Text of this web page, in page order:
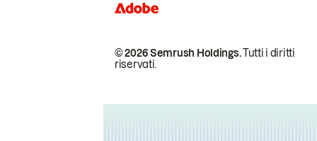
© 2026 Semrush Holdings.Tutti i diritti
riservati.